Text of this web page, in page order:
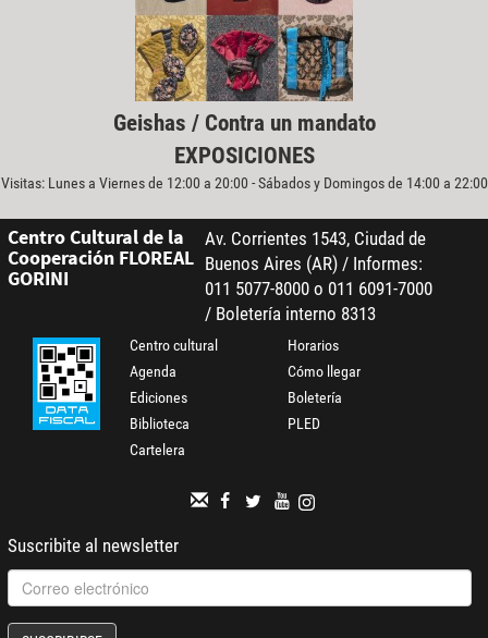
Geishas / Contra un mandato
EXPOSICIONES
Visitas: Lunes a Viernes de 12:00 a 20:00 - Sábados y Domingos de 14:00 a 22:00
Centro Cultural de la
Cooperación FLOREAL
GORINI
Av. Corrientes 1543, Ciudad de
Buenos Aires (AR) / Informes:
011 5077-8000 o 011 6091-7000
/ Boletería interno 8313
Centro cultural
Agenda
Ediciones
Biblioteca
Cartelera
Horarios
Cómo llegar
Boletería
PLED
Suscribite al newsletter